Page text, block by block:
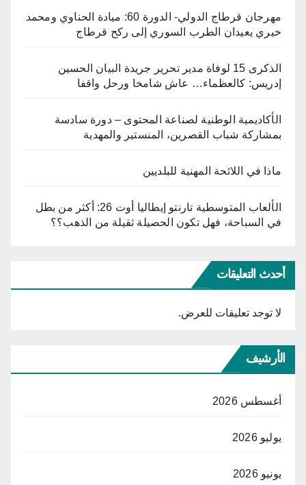
مهرجان قرطاج الدولي- الدورة 60: ميادة الحناوي ومحمد
خيري يعيدان الطرب السوري إلى ركح قرطاج
الذكرى 15 لوفاة مدير تحرير جريدة البيان الحسين
إدريس: كالعظماء… عاش شامخا ورحل واقفا
الأكاديمية الوطنية لصناعة المحتوى – دورة سادسة
بمشاركة شباب القصرين، المنستير والمهدية
ماذا في اللائحة المهنية للبلديين
الألعاب المتوسطية تارنتو إيطاليا أوت 26: أكثر من بطل
في السباحة، فهل تكون الحصيلة ثقيلة من الذهب؟؟
أحدث التعليقات
لا توجد تعليقات للعرض.
الأرشيف
أغسطس 2026
يوليو 2026
يونيو 2026